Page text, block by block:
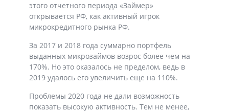
этого отчетного периода «Займер»
открывается РФ, как активный игрок
микрокредитного рынка РФ.
За 2017 и 2018 года суммарно портфель
выданных микрозаймов возрос более чем на
170%. Но это оказалось не пределом, ведь в
2019 удалось его увеличить еще на 110%.
Проблемы 2020 года не дали возможность
показать высокую активность. Тем не менее,